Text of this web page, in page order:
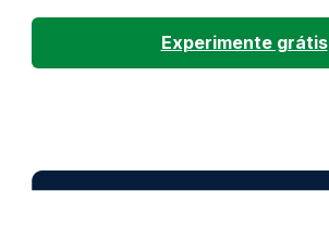
Experimente grátis